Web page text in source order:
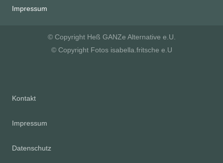
Impressum
© Copyright Heß GANZe Alternative e.U.
© Copyright Fotos isabella.fritsche e.U
Kontakt
Impressum
Datenschutz